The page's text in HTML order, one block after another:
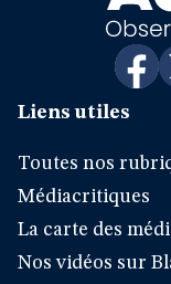
Liens utiles
Toutes nos
Médiacritiques
La carte des
Nos vidéos sur